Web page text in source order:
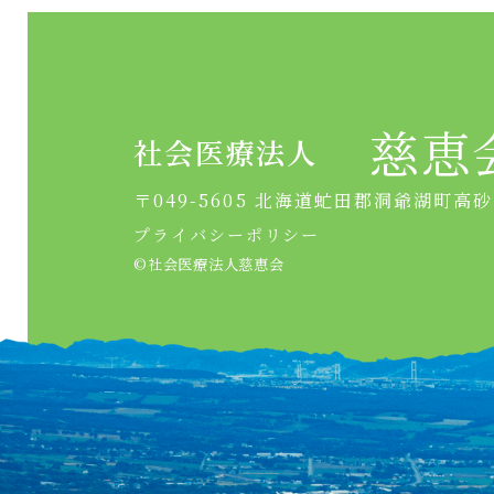
社会医療法人 慈恵
〒049-5605 北海道虻田郡洞爺湖町高
プライバシーポリシー
©︎社会医療法人慈恵会